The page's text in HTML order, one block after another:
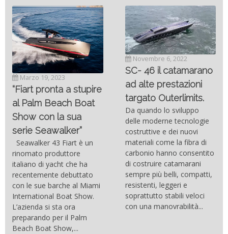
Marzo 19, 2023
“Fiart pronta a stupire
al Palm Beach Boat
Show con la sua
serie Seawalker”
Seawalker 43 Fiart è un
rinomato produttore
italiano di yacht che ha
recentemente debuttato
con le sue barche al Miami
International Boat Show.
L’azienda si sta ora
preparando per il Palm
Beach Boat Show,...
Novembre 6, 2022
SC- 46 il catamarano
ad alte prestazioni
targato Outerlimits.
Da quando lo sviluppo
delle moderne tecnologie
costruttive e dei nuovi
materiali come la fibra di
carbonio hanno consentito
di costruire catamarani
sempre più belli, compatti,
resistenti, leggeri e
soprattutto stabili veloci
con una manovrabilità...